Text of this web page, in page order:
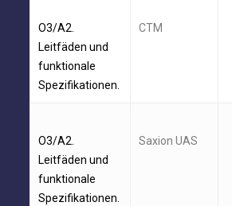
O3/A2.
Leitfäden und
funktionale
Spezifikationen.
CTM
O3/A2.
Leitfäden und
funktionale
Spezifikationen.
Saxion UAS